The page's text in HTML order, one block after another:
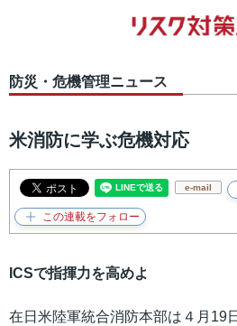
防災・危機管理ニュース
米消防に学ぶ危機対応
e-mail
ICSで指揮力を高めよ
在日米陸軍統合消防本部は４月19